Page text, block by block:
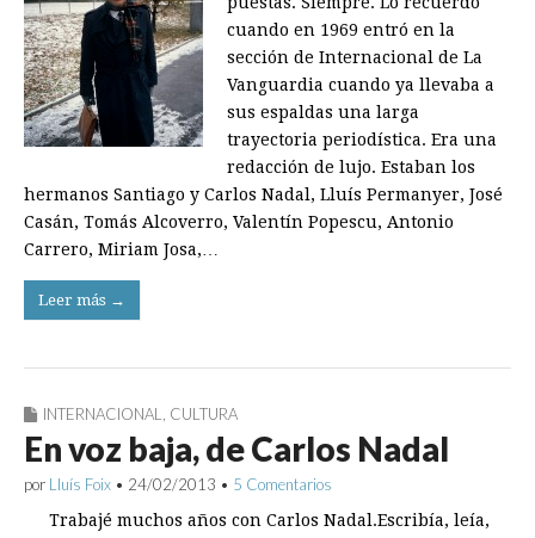
cuando en 1969 entró en la
sección de Internacional de La
Vanguardia cuando ya llevaba a
sus espaldas una larga
trayectoria periodística. Era una
redacción de lujo. Estaban los
hermanos Santiago y Carlos Nadal, Lluís Permanyer, José
Casán, Tomás Alcoverro, Valentín Popescu, Antonio
Carrero, Miriam Josa,…
Leer más →
INTERNACIONAL CULTURA
En voz baja, de Carlos Nadal
por Lluís Foix • 24/02/2013 • 5 Comentarios
Trabajé muchos años con Carlos Nadal.Escribía, leía,